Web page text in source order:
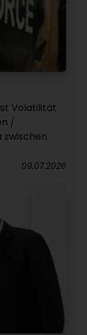
Volatilität
/
09.07.2026